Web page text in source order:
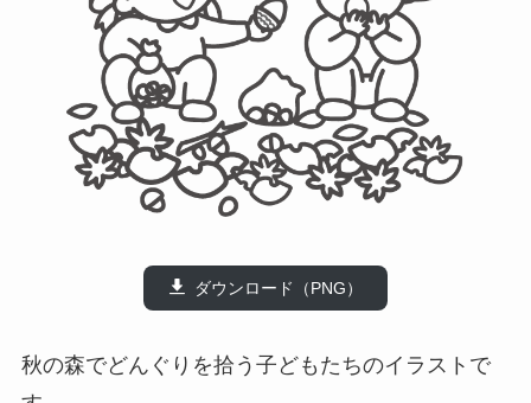
ダウンロード（PNG）
秋の森でどんぐりを拾う子どもたちのイラストで